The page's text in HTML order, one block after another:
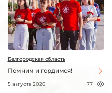
Белгородская область
Помним и гордимся!
5 августа 2026 77